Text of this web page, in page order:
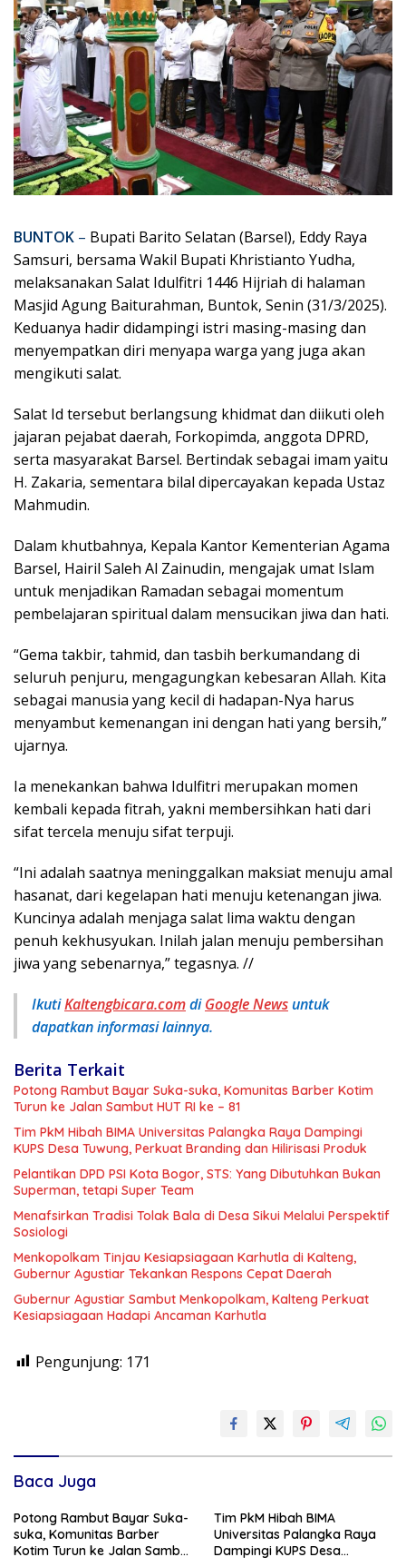
BUNTOK – Bupati Barito Selatan (Barsel), Eddy Raya
Samsuri, bersama Wakil Bupati Khristianto Yudha,
melaksanakan Salat Idulfitri 1446 Hijriah di halaman
Masjid Agung Baiturahman, Buntok, Senin (31/3/2025).
Keduanya hadir didampingi istri masing-masing dan
menyempatkan diri menyapa warga yang juga akan
mengikuti salat.
Salat Id tersebut berlangsung khidmat dan diikuti oleh
jajaran pejabat daerah, Forkopimda, anggota DPRD,
serta masyarakat Barsel. Bertindak sebagai imam yaitu
H. Zakaria, sementara bilal dipercayakan kepada Ustaz
Mahmudin.
Dalam khutbahnya, Kepala Kantor Kementerian Agama
Barsel, Hairil Saleh Al Zainudin, mengajak umat Islam
untuk menjadikan Ramadan sebagai momentum
pembelajaran spiritual dalam mensucikan jiwa dan hati.
“Gema takbir, tahmid, dan tasbih berkumandang di
seluruh penjuru, mengagungkan kebesaran Allah. Kita
sebagai manusia yang kecil di hadapan-Nya harus
menyambut kemenangan ini dengan hati yang bersih,”
ujarnya.
Ia menekankan bahwa Idulfitri merupakan momen
kembali kepada fitrah, yakni membersihkan hati dari
sifat tercela menuju sifat terpuji.
“Ini adalah saatnya meninggalkan maksiat menuju amal
hasanat, dari kegelapan hati menuju ketenangan jiwa.
Kuncinya adalah menjaga salat lima waktu dengan
penuh kekhusyukan. Inilah jalan menuju pembersihan
jiwa yang sebenarnya,” tegasnya. //
IkutiKaltengbicara.comdiGoogle Newsuntuk
dapatkan informasi lainnya.
Berita Terkait
Potong Rambut Bayar Suka-suka, Komunitas Barber Kotim
Turun ke Jalan Sambut HUT RI ke – 81
Tim PkM Hibah BIMA Universitas Palangka Raya Dampingi
KUPS Desa Tuwung, Perkuat Branding dan Hilirisasi Produk
Pelantikan DPD PSI Kota Bogor, STS: Yang Dibutuhkan Bukan
Superman, tetapi Super Team
Menafsirkan Tradisi Tolak Bala di Desa Sikui Melalui Perspektif
Sosiologi
Menkopolkam Tinjau Kesiapsiagaan Karhutla di Kalteng,
Gubernur Agustiar Tekankan Respons Cepat Daerah
Gubernur Agustiar Sambut Menkopolkam, Kalteng Perkuat
Kesiapsiagaan Hadapi Ancaman Karhutla
Pengunjung: 171
Baca Juga
Potong Rambut Bayar Suka-
suka, Komunitas Barber
Kotim Turun ke Jalan Sambut
Tim PkM Hibah BIMA
Universitas Palangka Raya
Dampingi KUPS Desa